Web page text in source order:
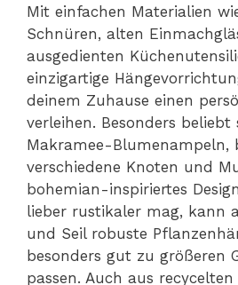
Mit einfachen Materialien
Schnüren, alten
ausgedienten
einzigartige
deinem Zuhause einen
verleihen. Besonders
Makramee-Blumenampeln,
verschiedene Knoten und
bohemian-inspiriertes
lieber rustikaler mag, kann
und Seil robuste
besonders gut zu größeren
passen. Auch aus